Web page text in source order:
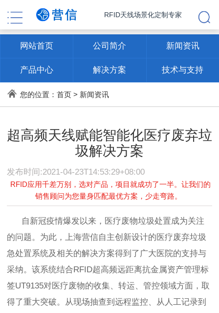
RFID天线场景化定制专家
网站首页 公司简介 新闻资讯
产品中心 解决方案 技术与支持
联系方式
您的位置： 首页> 新闻资讯
超高频天线赋能智能化医疗废弃垃
圾解决方案
发布时间:2021-04-23T14:53:29+08:00
RFID应用千差万别，选对产品，项目就成功了一半。让我们的
销售顾问为您量身匹配最优方案，少走弯路。
自新冠疫情爆发以来，医疗废物垃圾处置成为关注
的问题。为此，上海营信自主创新设计的医疗废弃垃圾
急处置系统及相关的解决方案得到了广大医院的支持与
采纳。该系统结合RFID超高频远距离抗金属资产管理标
签UT9135对医疗废物的收集、转运、管控领域方面，取
得了重大突破。从现场抽查到远程监控、从人工记录到